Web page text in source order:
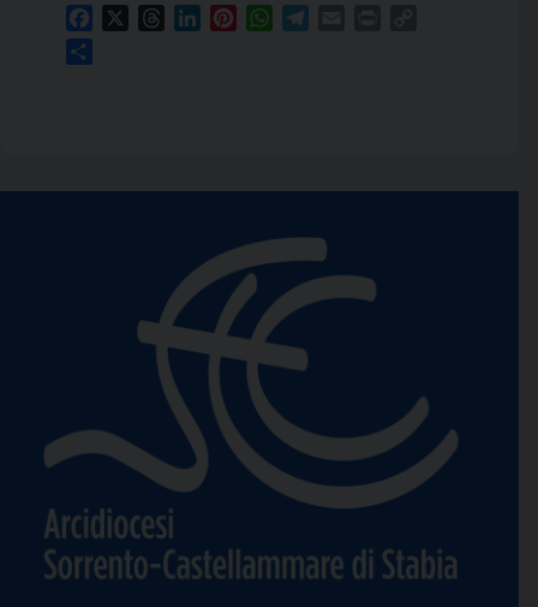
FacebookThreadsLinkedInPinterestWhatsApp